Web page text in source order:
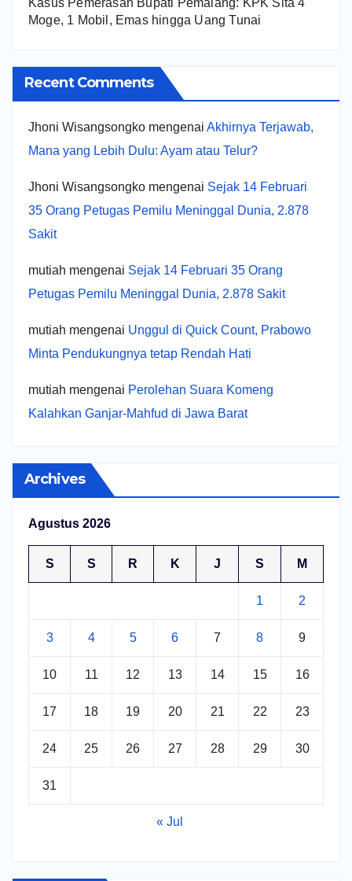
Kasus Pemerasan Bupati Pemalang: KPK Sita 4
Moge, 1 Mobil, Emas hingga Uang Tunai
Recent Comments
Jhoni Wisangsongko mengenai Akhirnya Terjawab,
Mana yang Lebih Dulu: Ayam atau Telur?
Jhoni Wisangsongko mengenai Sejak 14 Februari
35 Orang Petugas Pemilu Meninggal Dunia, 2.878
Sakit
mutiah mengenai Sejak 14 Februari 35 Orang
Petugas Pemilu Meninggal Dunia, 2.878 Sakit
mutiah mengenai Unggul di Quick Count, Prabowo
Minta Pendukungnya tetap Rendah Hati
mutiah mengenai Perolehan Suara Komeng
Kalahkan Ganjar-Mahfud di Jawa Barat
Archives
Agustus 2026
S S R K J S M
1 2
3 4 5 6 7 8 9
10 11 12 13 14 15 16
17 18 19 20 21 22 23
24 25 26 27 28 29 30
31
« Jul